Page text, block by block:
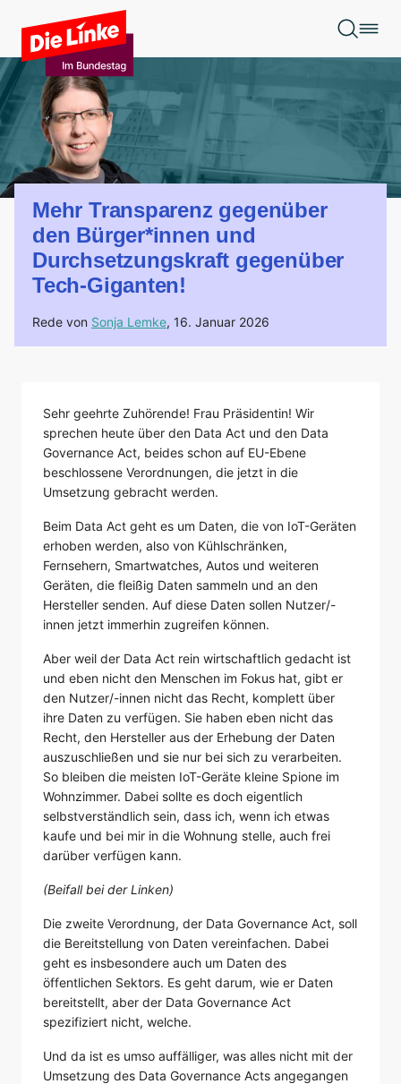
Zum Hauptinhalt springen
Mehr Transparenz gegenüber
den Bürger*innen und
Durchsetzungskraft gegenüber
Tech-Giganten!
Rede von Sonja Lemke, 16. Januar 2026
Sehr geehrte Zuhörende! Frau Präsidentin! Wir
sprechen heute über den Data Act und den Data
Governance Act, beides schon auf EU-Ebene
beschlossene Verordnungen, die jetzt in die
Umsetzung gebracht werden.
Beim Data Act geht es um Daten, die von IoT-Geräten
erhoben werden, also von Kühlschränken,
Fernsehern, Smartwatches, Autos und weiteren
Geräten, die fleißig Daten sammeln und an den
Hersteller senden. Auf diese Daten sollen Nutzer/-
innen jetzt immerhin zugreifen können.
Aber weil der Data Act rein wirtschaftlich gedacht ist
und eben nicht den Menschen im Fokus hat, gibt er
den Nutzer/-innen nicht das Recht, komplett über
ihre Daten zu verfügen. Sie haben eben nicht das
Recht, den Hersteller aus der Erhebung der Daten
auszuschließen und sie nur bei sich zu verarbeiten.
So bleiben die meisten IoT-Geräte kleine Spione im
Wohnzimmer. Dabei sollte es doch eigentlich
selbstverständlich sein, dass ich, wenn ich etwas
kaufe und bei mir in die Wohnung stelle, auch frei
darüber verfügen kann.
(Beifall bei der Linken)
Die zweite Verordnung, der Data Governance Act, soll
die Bereitstellung von Daten vereinfachen. Dabei
geht es insbesondere auch um Daten des
öffentlichen Sektors. Es geht darum, wie er Daten
bereitstellt, aber der Data Governance Act
spezifiziert nicht, welche.
Und da ist es umso auffälliger, was alles nicht mit der
Umsetzung des Data Governance Acts angegangen